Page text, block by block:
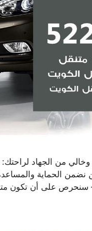
من الجهاد لراحتك:
نضمن الحماية
على أن تكون